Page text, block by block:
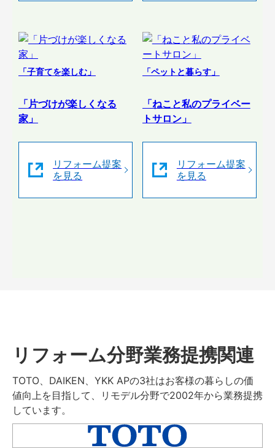
「子育てを楽しむ」
「片づけが楽しくなる
家」
リフォーム提案
を見る
「ペットと暮らす」
「ねこと私のプライベー
トサロン」
リフォーム提案
を見る
リフォーム分野業務提携関連
TOTO、DAIKEN、YKK APの3社はお客様の暮らしの価
値向上を目指して、リモデル分野で2002年から業務提携
しています。